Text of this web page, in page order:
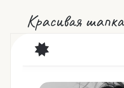
Красивая шапка